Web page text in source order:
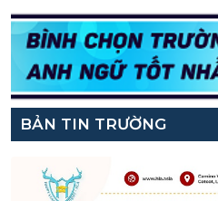
BẢN TIN TRƯỜNG